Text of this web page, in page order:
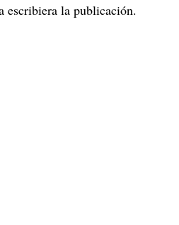
escribiera la publicación.